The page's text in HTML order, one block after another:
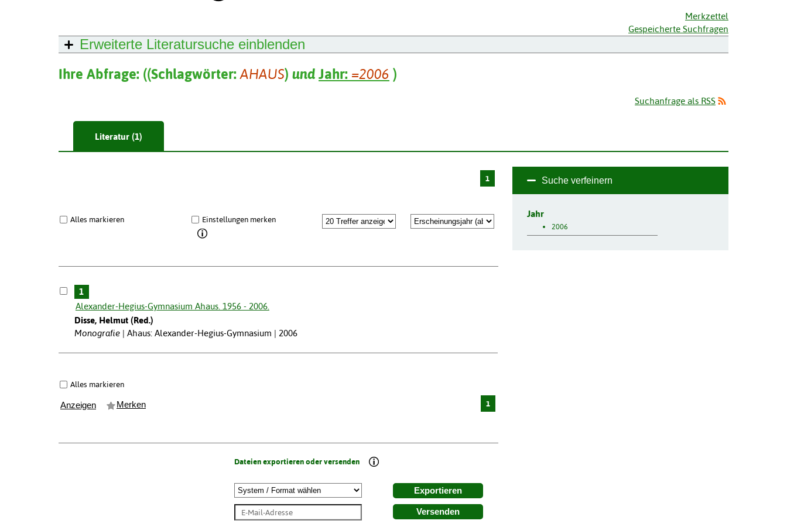
Merkzettel
Gespeicherte Suchfragen
Erweiterte Literatursuche einblenden
Ihre Abfrage: ((Schlagwörter: AHAUS) und Jahr: =2006 )
Suchanfrage als RSS
Literatur (1)
1
Alles markieren Einstellungen merken
1
Alexander-Hegius-Gymnasium Ahaus. 1956 - 2006.
Disse, Helmut (Red.)
Monografie
Ahaus: Alexander-Hegius-Gymnasium | 2006
Alles markieren
Anzeigen Merken 1
Dateien exportieren oder versenden
Exportieren
Versenden
Suche verfeinern
Jahr
2006